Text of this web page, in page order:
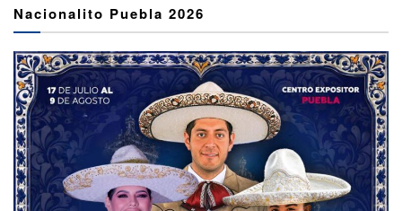
Nacionalito Puebla 2026